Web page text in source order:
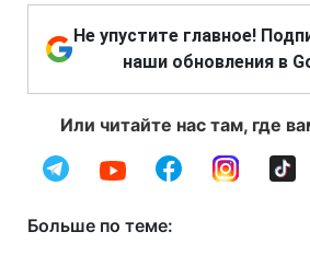
Не упустите главное!
наши обновления в
Или читайте нас там, где
Больше по теме: